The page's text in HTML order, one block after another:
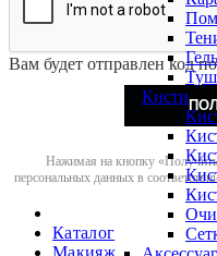
Кисти
Вам будет отправлен код
Нажимая на кнопку «Получить
персональных данных в
Каталог
Макияж